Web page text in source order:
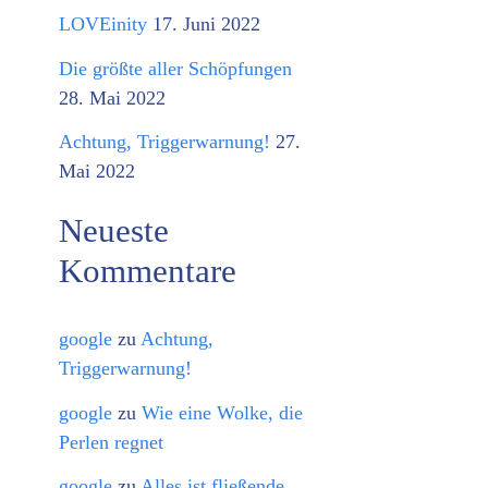
LOVEinity 17. Juni 2022
Die größte aller Schöpfungen
28. Mai 2022
Achtung, Triggerwarnung! 27.
Mai 2022
Neueste
Kommentare
google zu Achtung,
Triggerwarnung!
google zu Wie eine Wolke, die
Perlen regnet
i
n